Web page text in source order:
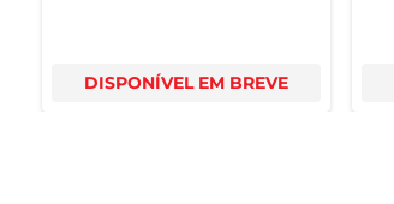
DISPONÍVEL EM BREVE